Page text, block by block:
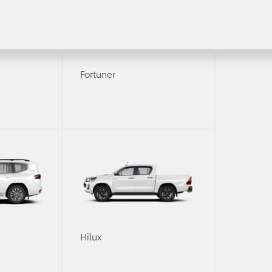
Fortuner
Hilux
режиме работы нашего дилерского центра